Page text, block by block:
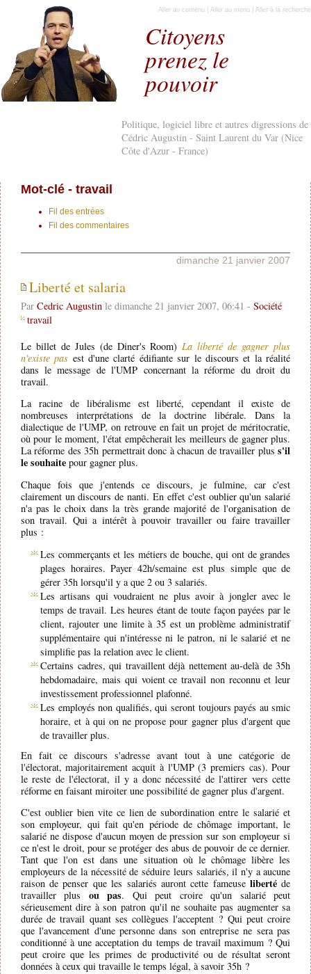
Citoyens
prenez le
pouvoir
Politique, logiciel libre et autres digressions de
Cédric Augustin - Saint Laurent du Var (Nice
Côte d'Azur - France)
Aller au contenu Aller au menu Aller à la recherche
Mot-clé - travail
Fil des entrées
Fil des commentaires
dimanche 21 janvier 2007
Liberté et salaria
Par Cedric Augustinle dimanche 21 janvier 2007, 06:41 - Société
travail
Le billet de Jules (de Diner's Room)La liberté de gagner plus
n'existe pas est d'une clarté édifiante sur le discours et la réalité
dans le message de l'UMP concernant la réforme du droit du
travail.
La racine de libéralisme est liberté, cependant il existe de
nombreuses interprétations de la doctrine libérale. Dans la
dialectique de l'UMP, on retrouve en fait un projet de méritocratie,
où pour le moment, l'état empêcherait les meilleurs de gagner plus.
La réforme des 35h permettrait donc à chacun de travailler pluss'il
le souhaitepour gagner plus.
Chaque fois que j'entends ce discours, je fulmine, car c'est
clairement un discours de nanti. En effet c'est oublier qu'un salarié
n'a pas le choix dans la très grande majorité de l'organisation de
son travail. Qui a intérêt à pouvoir travailler ou faire travailler
plus :
Les commerçants et les métiers de bouche, qui ont de grandes
plages horaires. Payer 42h/semaine est plus simple que de
gérer 35h lorsqu'il y a que 2 ou 3 salariés.
Les artisans qui voudraient ne plus avoir à jongler avec le
temps de travail. Les heures étant de toute façon payées par le
client, rajouter une limite à 35 est un problème administratif
supplémentaire qui n'intéresse ni le patron, ni le salarié et ne
simplifie pas la relation avec le client.
Certains cadres, qui travaillent déjà nettement au-delà de 35h
hebdomadaire, mais qui voient ce travail non reconnu et leur
investissement professionnel plafonné.
Les employés non qualifiés, qui seront toujours payés au smic
horaire, et à qui on ne propose pour gagner plus d'argent que
de travailler plus.
En fait ce discours s'adresse avant tout à une catégorie de
l'électorat, majoritairement acquit à l'UMP (3 premiers cas). Pour
le reste de l'électorat, il y a donc nécessité de l'attirer vers cette
réforme en faisant miroiter une possibilité de gagner plus d'argent.
C'est oublier bien vite ce lien de subordination entre le salarié et
son employeur, qui fait qu'en période de chômage important, le
salarié ne dispose d'aucun moyen de pression sur son employeur si
ce n'est le droit, pour se protéger des abus de pouvoir de ce dernier.
Tant que l'on est dans une situation où le chômage libère les
employeurs de la nécessité de séduire leurs salariés, il n'y a aucune
raison de penser que les salariés auront cette fameuse libertéde
travailler plus ou pas. Qui peut croire qu'un salarié peut
sérieusement dire à son patron qu'il ne souhaite pas augmenter sa
durée de travail quant ses collègues l'acceptent ? Qui peut croire
que l'avancement d'une personne dans son entreprise ne sera pas
conditionné à une acceptation du temps de travail maximum ? Qui
peut croire que les primes de productivité ou de résultat seront
données à ceux qui travaille le temps légal, à savoir 35h ?